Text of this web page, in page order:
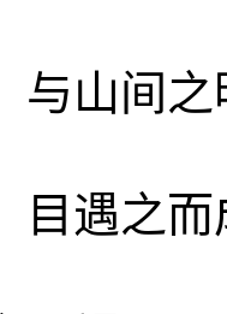
与山间之
目遇之而